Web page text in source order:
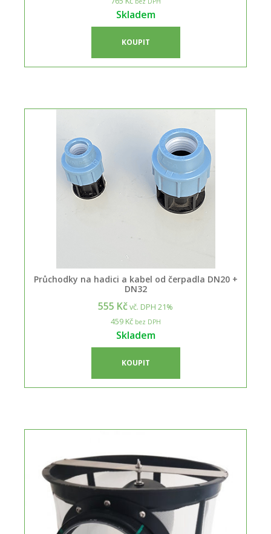
Skladem
KOUPIT
Průchodky na hadici a kabel od čerpadla DN20 +
DN32
555 Kčvč. DPH 21%
459 Kčbez DPH
Skladem
KOUPIT